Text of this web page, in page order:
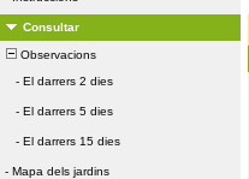
Consultar
Observacions
- El darrers 2 dies
- El darrers 5 dies
- El darrers 15 dies
- Mapa dels jardins